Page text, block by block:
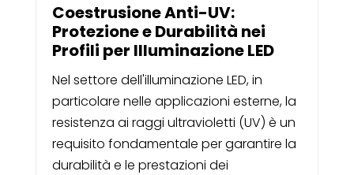
Coestrusione Anti-UV:
Protezione e Durabilità nei
Profili per Illuminazione LED
Nel settore dell'illuminazione LED, in
particolare nelle applicazioni esterne, la
resistenza ai raggi ultravioletti (UV) è un
requisito fondamentale per garantire la
durabilità e le prestazioni dei